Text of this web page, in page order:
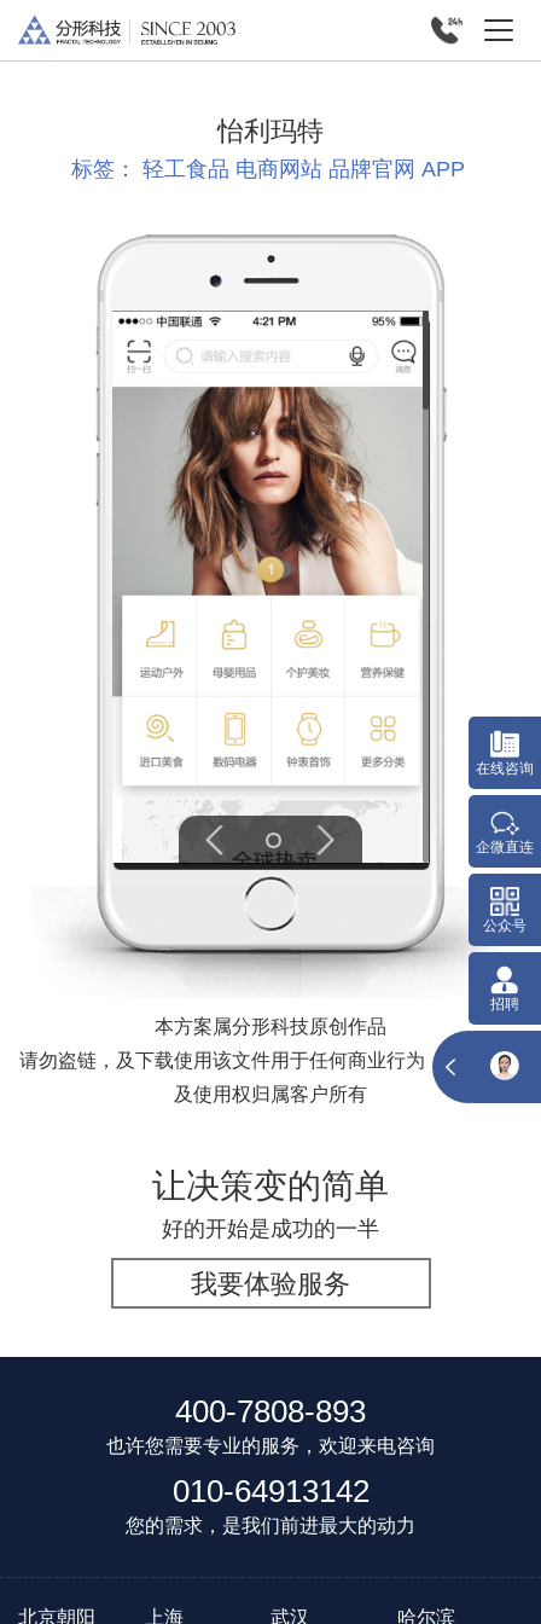
在线咨询
企微直连
公众号
招聘
怡利玛特
标签： 轻工食品 电商网站 品牌官网 APP
本方案属分形科技原创作品
请勿盗链，及下载使用该文件用于任何商业行为，项目版权
及使用权归属客户所有
让决策变的简单
好的开始是成功的一半
我要体验服务
400-7808-893
也许您需要专业的服务，欢迎来电咨询
010-64913142
您的需求，是我们前进最大的动力
北京朝阳 上海 武汉 哈尔滨